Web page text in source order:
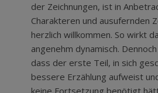
der Zeichnungen, ist in
Charakteren und ausufernden
herzlich willkommen. So wirkt
angenehm dynamisch.
dass der erste Teil, in sich
bessere Erzählung aufweist